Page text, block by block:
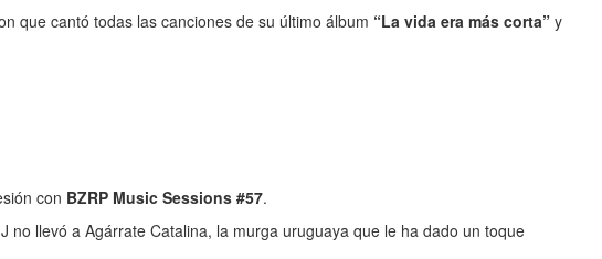
que cantó todas las canciones de su último álbum “La vida era más corta” y
con BZRP Music Sessions #57.
no llevó a Agárrate Catalina, la murga uruguaya que le ha dado un toque